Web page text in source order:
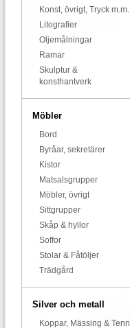
Konst, övrigt, Tryck m.m.
Litografier
Oljemålningar
Ramar
Skulptur &
konsthantverk
Möbler
Bord
Byråar, sekretärer
Kistor
Matsalsgrupper
Möbler, övrigt
Sittgrupper
Skåp & hyllor
Soffor
Stolar & Fåtöljer
Trädgård
Silver och metall
Koppar, Mässing & Tenn